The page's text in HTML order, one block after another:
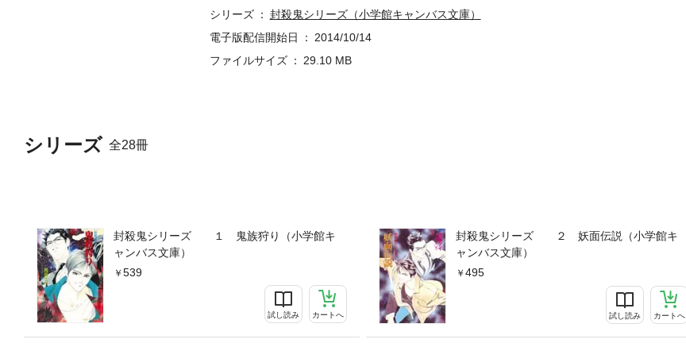
シリーズ 全28冊
封殺鬼シリーズ １ 鬼族狩り（小学館キ
ャンバス文庫）
539
試し読み カートへ
封殺鬼シリーズ ２ 妖面伝説（小学館キ
ャンバス文庫）
495
試し読み カートへ
シリーズ
封殺鬼シリーズ（小学館キャンバス文庫）
電子版配信開始日
2014/10/14
ファイルサイズ
29.10 MB